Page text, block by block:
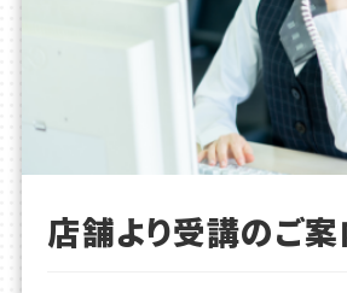
店舗より受講のご案